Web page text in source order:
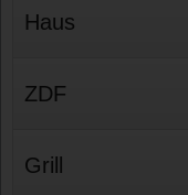
Haus
ZDF
Grill